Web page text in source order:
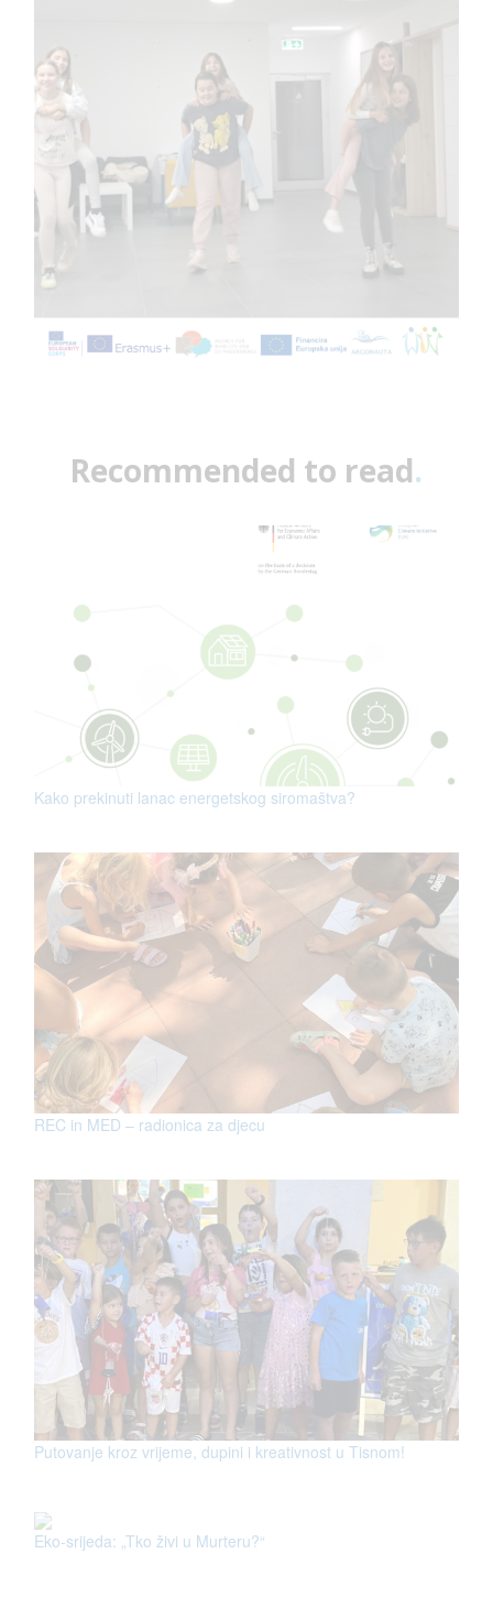
Recommended to read.
Kako prekinuti lanac energetskog siromaštva?
REC in MED – radionica za djecu
Putovanje kroz vrijeme, dupini i kreativnost u Tisnom!
Eko-srijeda: „Tko živi u Murteru?“